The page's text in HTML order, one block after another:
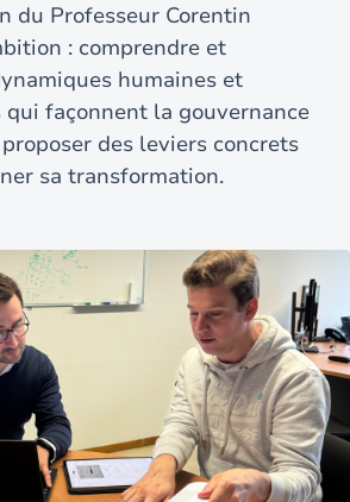
du Professeur Corentin
: comprendre et
humaines et
façonnent la gouvernance
des leviers concrets
sa transformation.